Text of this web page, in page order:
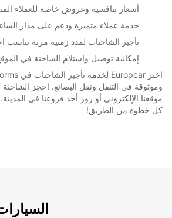
أسعار تنافسية وعروض خاصة للعملاء
خدمة عملاء متميزة ودعم على مدار
تأجير الشاحنات لمدد زمنية مرنة تناسب
إمكانية توصيل واستلام الشاحنة في
وموثوقة في التنقل ونقل البضائع. احجز الشاحنة
موقعنا الإلكتروني أو زور أحد فروعنا في
كل خطوة من الطريق!